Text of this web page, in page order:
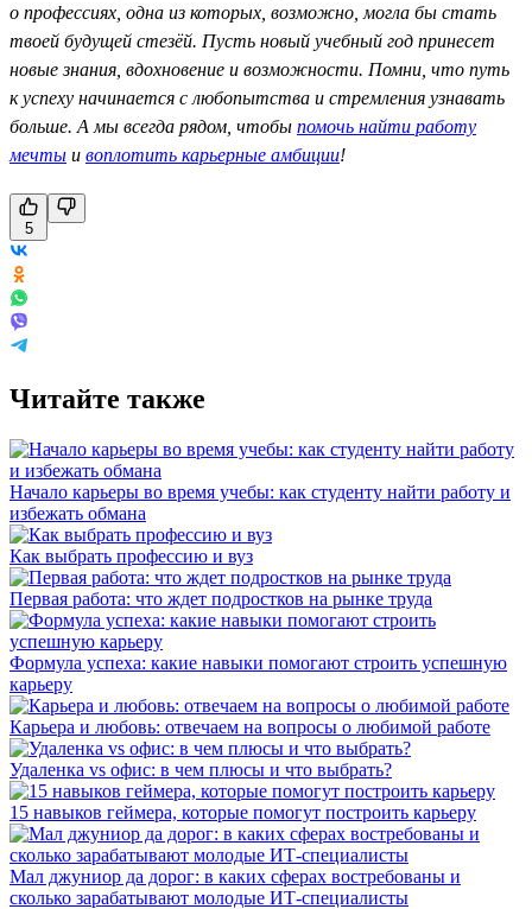
о профессиях, одна из которых, возможно, могла бы стать
твоей будущей стезёй. Пусть новый учебный год принесет
новые знания, вдохновение и возможности. Помни, что путь
к успеху начинается с любопытства и стремления узнавать
больше. А мы всегда рядом, чтобы помочь найти работу
мечты и воплотить карьерные амбиции!
5
Читайте также
Начало карьеры во время учебы: как студенту найти работу и
избежать обмана
Как выбрать профессию и вуз
Первая работа: что ждет подростков на рынке труда
Формула успеха: какие навыки помогают строить успешную
карьеру
Карьера и любовь: отвечаем на вопросы о любимой работе
Удаленка vs офис: в чем плюсы и что выбрать?
15 навыков геймера, которые помогут построить карьеру
Мал джуниор да дорог: в каких сферах востребованы и
сколько зарабатывают молодые ИТ-специалисты